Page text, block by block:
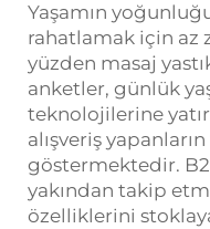
Yaşamın
rahatlamak için az
yüzden masaj
anketler, günlük
teknolojilerine
alışveriş
göstermektedir.
yakından takip
özelliklerini